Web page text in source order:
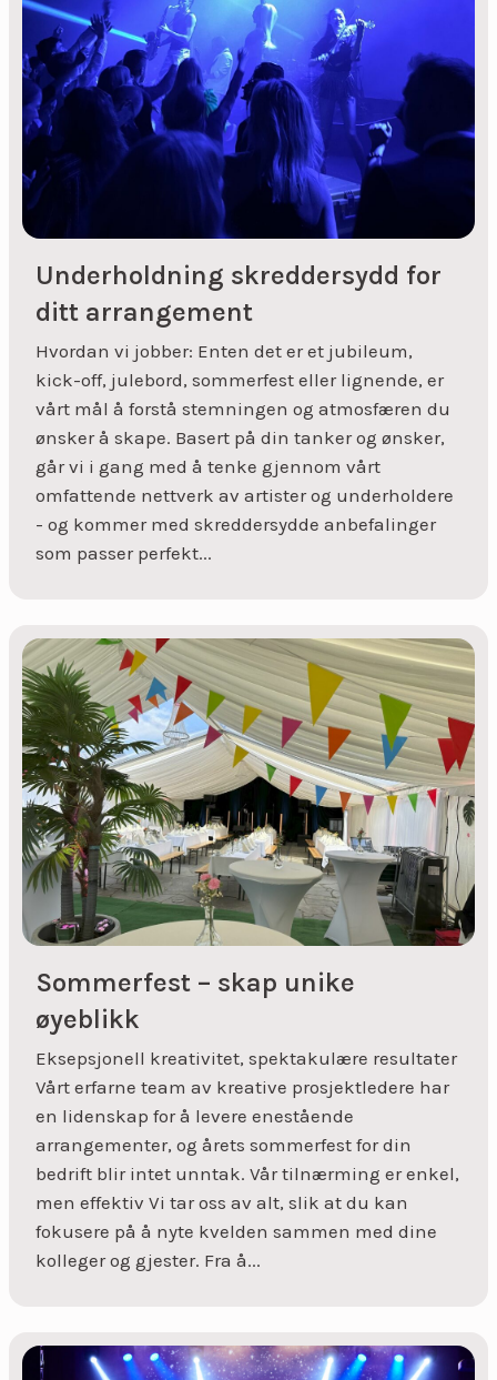
Underholdning skreddersydd for
ditt arrangement
Hvordan vi jobber: Enten det er et jubileum,
kick-off, julebord, sommerfest eller lignende, er
vårt mål å forstå stemningen og atmosfæren du
ønsker å skape. Basert på din tanker og ønsker,
går vi i gang med å tenke gjennom vårt
omfattende nettverk av artister og underholdere
- og kommer med skreddersydde anbefalinger
som passer perfekt...
Sommerfest – skap unike
øyeblikk
Eksepsjonell kreativitet, spektakulære resultater
Vårt erfarne team av kreative prosjektledere har
en lidenskap for å levere enestående
arrangementer, og årets sommerfest for din
bedrift blir intet unntak. Vår tilnærming er enkel,
men effektiv Vi tar oss av alt, slik at du kan
fokusere på å nyte kvelden sammen med dine
kolleger og gjester. Fra å...